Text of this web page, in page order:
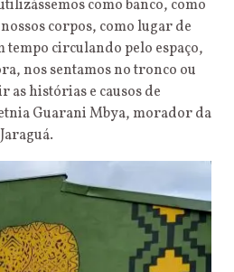
como banco, como
corpos, como lugar de
tempo circulando pelo espaço,
nos sentamos no tronco ou
as histórias e causos de
Guarani Mbya, morador da